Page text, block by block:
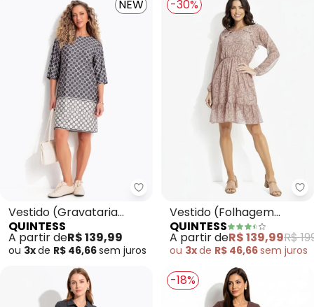
NEW
Quintess - Vestido (Gravataria
Vestido (Gravataria
Marrom) em Malha Fria
QUINTESS
A partir deR$ 139,99
ou 3xde R$ 46,66sem juros
-30%
Vestido (Folhagem
Marrom) em Tule
QUINTESS
A partir deR$ 139,99R$
ou 3xde R$ 46,66sem juros
-18%